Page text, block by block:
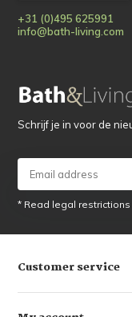
+31 (0)495 625991
info@bath-living.com
Schrijf je in voor de
* Read legal restrictions
Customer service